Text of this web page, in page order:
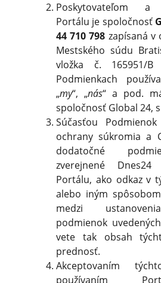
Poskytovateľom a
Portálu je spoločnosť
44 710 798 za­písaná
Mestského súdu
vložka č. 165951/
Podmienkach
„my“, „nás“ a pod.
spoločnosť Global 24,
Súčasťou
ochrany súkromia a
dodatočné
zverejnené
Portálu, ako odkaz v
alebo iným
medzi
podmienok
vete tak obsah
prednosť.
Akceptovaním
používaním